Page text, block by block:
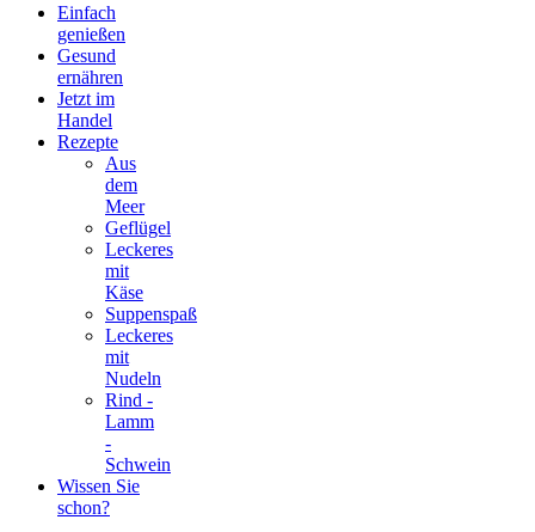
Einfach
genießen
Gesund
ernähren
Jetzt im
Handel
Rezepte
Aus
dem
Meer
Geflügel
Leckeres
mit
Käse
Suppenspaß
Leckeres
mit
Nudeln
Rind -
Lamm
-
Schwein
Wissen Sie
schon?